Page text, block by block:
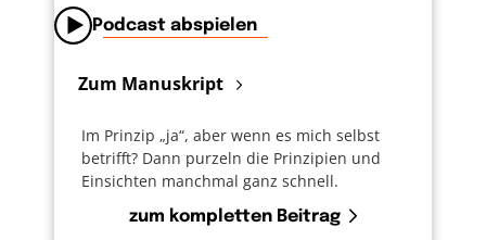
Podcast abspielen
Zum Manuskript
Im Prinzip „ja“, aber wenn es mich selbst
betrifft? Dann purzeln die Prinzipien und
Einsichten manchmal ganz schnell.
zum kompletten Beitrag